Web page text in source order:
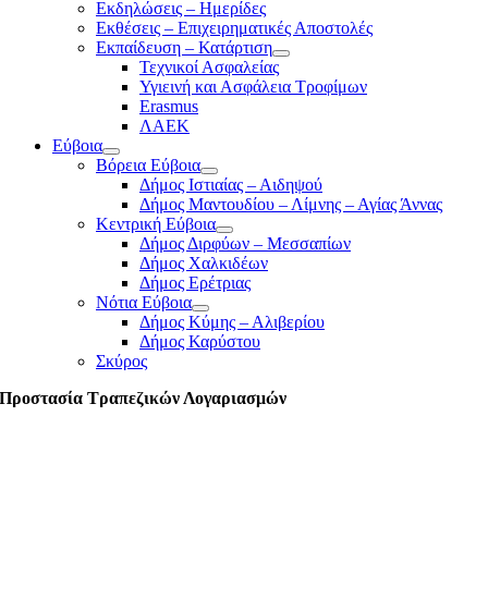
Εκδηλώσεις – Ημερίδες
Εκθέσεις – Επιχειρηματικές Αποστολές
Εκπαίδευση – Κατάρτιση
Τεχνικοί Ασφαλείας
Υγιεινή και Ασφάλεια Τροφίμων
Erasmus
ΛΑΕΚ
Εύβοια
Βόρεια Εύβοια
Δήμος Ιστιαίας – Αιδηψού
Δήμος Μαντουδίου – Λίμνης – Αγίας Άννας
Κεντρική Εύβοια
Δήμος Διρφύων – Μεσσαπίων
Δήμος Χαλκιδέων
Δήμος Ερέτριας
Νότια Εύβοια
Δήμος Κύμης – Αλιβερίου
Δήμος Καρύστου
Σκύρος
Προστασία Τραπεζικών Λογαριασμών